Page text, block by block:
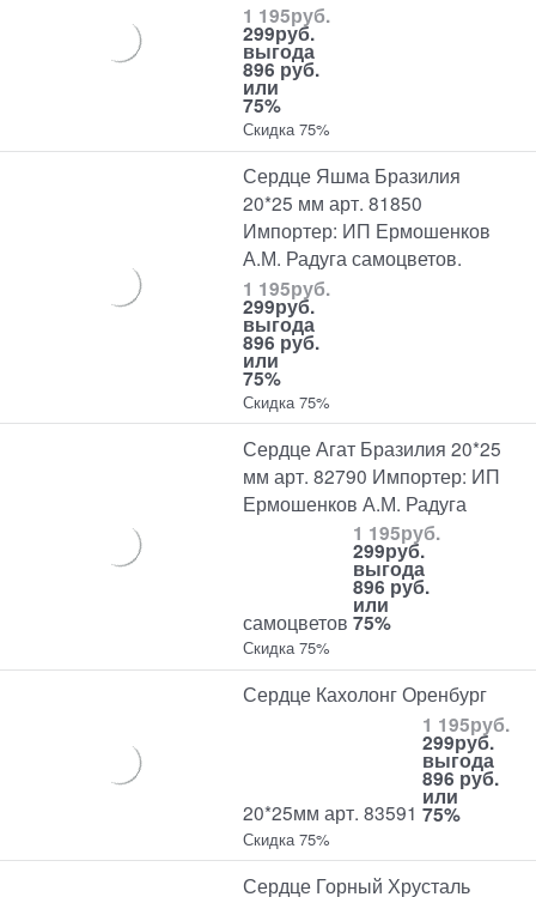
1 195руб.
299руб.
выгода
896 руб.
или
75%
Скидка 75%
Сердце Яшма Бразилия
20*25 мм арт. 81850
Импортер: ИП Ермошенков
А.М. Радуга самоцветов.
1 195руб.
299руб.
выгода
896 руб.
или
75%
Скидка 75%
Сердце Агат Бразилия 20*25
мм арт. 82790 Импортер: ИП
Ермошенков А.М. Радуга
самоцветов
1 195руб.
299руб.
выгода
896 руб.
или
75%
Скидка 75%
Сердце Кахолонг Оренбург
20*25мм арт. 83591
1 195руб.
299руб.
выгода
896 руб.
или
75%
Скидка 75%
Сердце Горный Хрусталь